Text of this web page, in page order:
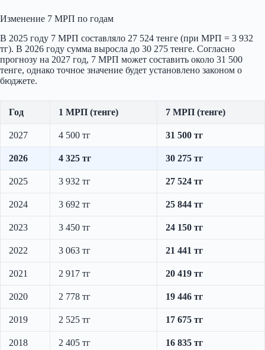
Изменение 7 МРП по годам
В 2025 году 7 МРП составляло 27 524 тенге (при МРП = 3 932
тг). В 2026 году сумма выросла до 30 275 тенге. Согласно
прогнозу на 2027 год, 7 МРП может составить около 31 500
тенге, однако точное значение будет установлено законом о
бюджете.
Год 1 МРП (тенге) 7 МРП (тенге)
2027 4 500 тг 31 500 тг
2026 4 325 тг 30 275 тг
2025 3 932 тг 27 524 тг
2024 3 692 тг 25 844 тг
2023 3 450 тг 24 150 тг
2022 3 063 тг 21 441 тг
2021 2 917 тг 20 419 тг
2020 2 778 тг 19 446 тг
2019 2 525 тг 17 675 тг
2018 2 405 тг 16 835 тг